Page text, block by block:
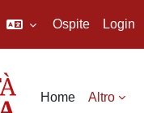
Ospite Login
Home Altro